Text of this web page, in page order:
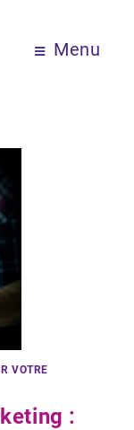
Menu
VOTRE
: